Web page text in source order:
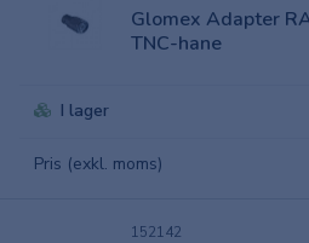
Glomex Adapter
TNC-hane
I lager
Pris (exkl. moms)
152142